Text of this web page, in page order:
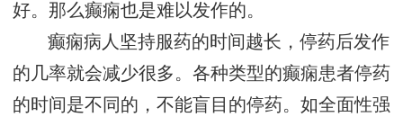
好。那么癫痫也是难以发作的。
癫痫病人坚持服药的时间越长，停药后发作
的几率就会减少很多。各种类型的癫痫患者停药
的时间是不同的，不能盲目的停药。如全面性强